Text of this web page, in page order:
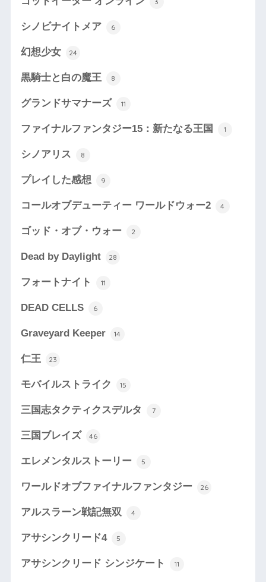
シノビナイトメア 6
幻想少女 24
黒騎士と白の魔王 8
グランドサマナーズ 11
ファイナルファンタジー15：新たなる王国 1
シノアリス 8
プレイした感想 9
コールオブデューティー ワールドウォー2 4
ゴッド・オブ・ウォー 2
Dead by Daylight 28
フォートナイト 11
DEAD CELLS 6
Graveyard Keeper 14
仁王 23
モバイルストライク 15
三国志タクティクスデルタ 7
三国ブレイズ 46
エレメンタルストーリー 5
ワールドオブファイナルファンタジー 26
アルスラーン戦記無双 4
アサシンクリード4 5
アサシンクリード シンジケート 11